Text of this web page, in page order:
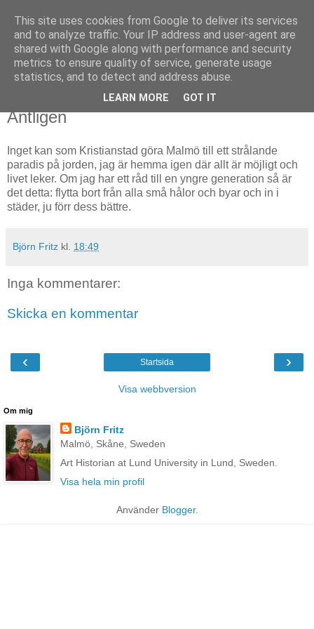
Björn Fritz
vad än som faller mig in
måndag, januari 09, 2012
Äntligen
Inget kan som Kristianstad göra Malmö till ett strålande
paradis på jorden, jag är hemma igen där allt är möjligt och
livet leker. Om jag har ett råd till en yngre generation så är
det detta: flytta bort från alla små hålor och byar och in i
städer, ju förr dess bättre.
Björn Fritz kl. 18:49
Inga kommentarer:
Skicka en kommentar
‹ ›
Startsida
Visa webbversion
Om mig
Björn Fritz
Malmö, Skåne, Sweden
Art Historian at Lund University in Lund, Sweden.
Visa hela min profil
Använder Blogger.
This site uses cookies from Google to deliver its services
and to analyze traffic. Your IP address and user-agent are
shared with Google along with performance and security
metrics to ensure quality of service, generate usage
statistics, and to detect and address abuse.
LEARN MORE GOT IT